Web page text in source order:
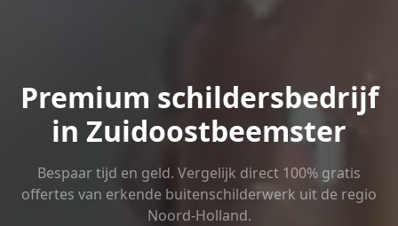
Premium schildersbedrijf
in Zuidoostbeemster
Bespaar tijd en geld. Vergelijk direct 100% gratis
offertes van erkende buitenschilderwerk uit de regio
Noord-Holland.